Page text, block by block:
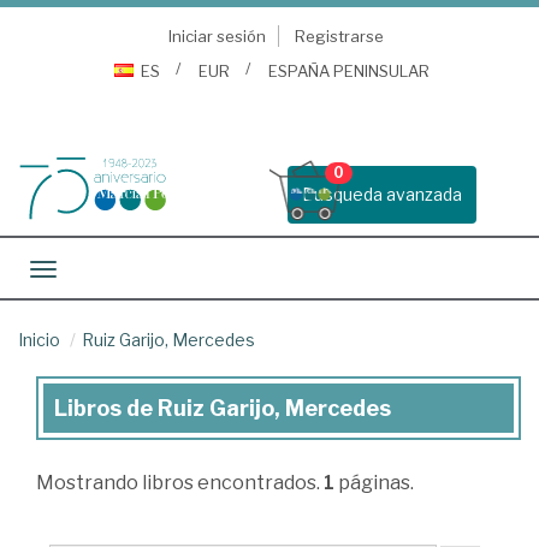
Iniciar sesión
Registrarse
ES
EUR ESPAÑA PENINSULAR
Busqueda avanzada
0
Toggle navigation
Inicio Ruiz Garijo, Mercedes
Libros
Ruiz
Libros de Ruiz Garijo, Mercedes
Mostrando libros encontrados. 1 páginas.